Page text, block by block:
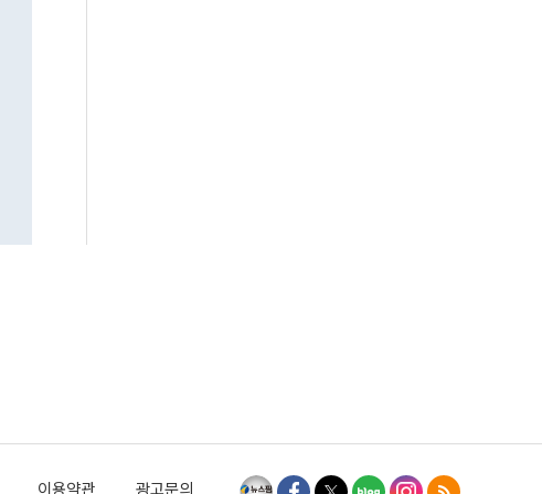
이용약관 광고문의